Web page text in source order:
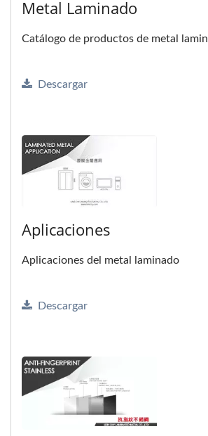
Metal Laminado
Catálogo de productos de metal
Descargar
Aplicaciones
Aplicaciones del metal laminado
Descargar